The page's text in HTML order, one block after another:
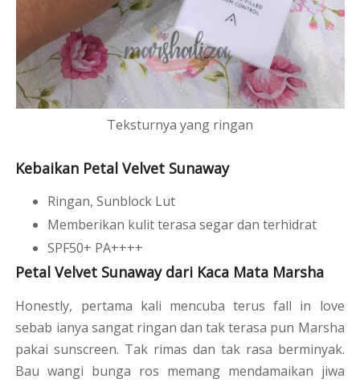
Teksturnya yang ringan
Kebaikan Petal Velvet Sunaway
Ringan, Sunblock Lut
Memberikan kulit terasa segar dan terhidrat
SPF50+ PA++++
Petal Velvet Sunaway dari Kaca Mata Marsha
Honestly, pertama kali mencuba terus fall in love
sebab ianya sangat ringan dan tak terasa pun Marsha
pakai sunscreen. Tak rimas dan tak rasa berminyak.
Bau wangi bunga ros memang mendamaikan jiwa